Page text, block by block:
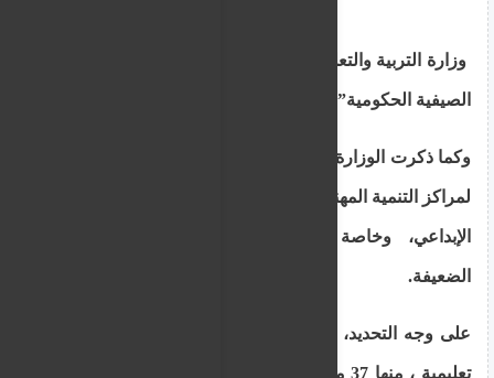
وزارة التربية والتعليم تعلن عن بدء برنامج ” المدارس
الصيفية الحكومية”
وكما ذكرت الوزارة في إعلانها، فإن الهدف طويل الأمد
لمراكز التنمية المهنية هو توفير فرص التعلم والتوظيف
الإبداعي، وخاصة للأطفال من الفئات السكانية
الضعيفة.